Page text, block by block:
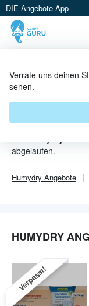
DIE Angebote App
Verrate uns deinen
sehen.
HUMYDRY
abgelaufen.
Humydry Angebote
HUMYDRY
Verpasst!